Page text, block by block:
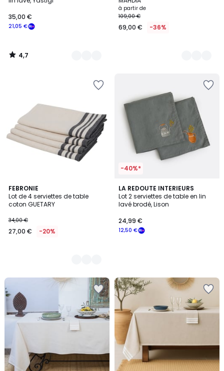
21,05 €
35,00 €
4,7
/
à partir de
109,00 €
69,00 € -36%
FEBRONIE
Lot de 4 serviettes de table
coton GUETARY
34,00 €
27,00 € -20%
5
Couleurs
-40%*
LA REDOUTE INTERIEURS
Lot 2 serviettes de table en lin
lavé brodé, Lison
12,50 €
24,99 €